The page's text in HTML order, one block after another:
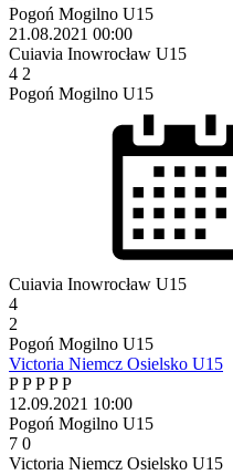
Pogoń Mogilno U15
21.08.2021 00:00
Cuiavia Inowrocław U15
4 2
Pogoń Mogilno U15
Cuiavia Inowrocław U15
4
2
Pogoń Mogilno U15
Victoria Niemcz Osielsko U15
PPPPP
12.09.2021 10:00
Pogoń Mogilno U15
7 0
Victoria Niemcz Osielsko U15